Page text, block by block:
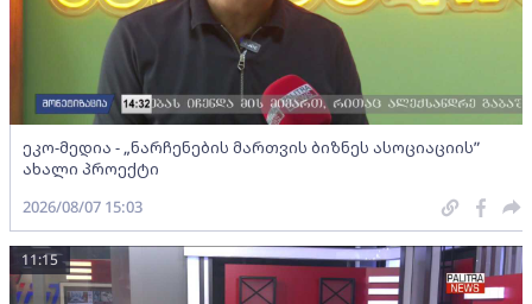
ეკო-მედია - „ნარჩენების მართვის ბიზნეს ასოციაციის”
ახალი პროექტი
2026/08/07 15:03
11:15